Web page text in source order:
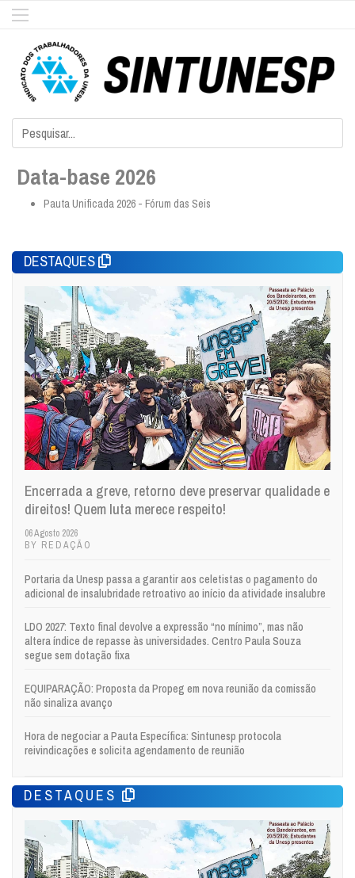
Data-base 2026
Pauta Unificada 2026 - Fórum das Seis
DESTAQUES
Encerrada a greve, retorno deve preservar qualidade e
direitos! Quem luta merece respeito!
06 Agosto 2026
BY REDAÇÃO
Portaria da Unesp passa a garantir aos celetistas o pagamento do
adicional de insalubridade retroativo ao início da atividade insalubre
LDO 2027: Texto final devolve a expressão “no mínimo”, mas não
altera índice de repasse às universidades. Centro Paula Souza
segue sem dotação fixa
EQUIPARAÇÃO: Proposta da Propeg em nova reunião da comissão
não sinaliza avanço
Hora de negociar a Pauta Específica: Sintunesp protocola
reivindicações e solicita agendamento de reunião
DESTAQUES